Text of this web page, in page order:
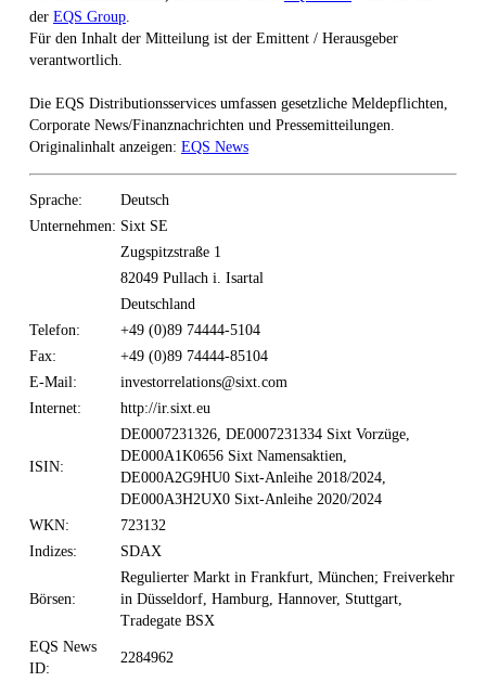
der EQS Group
Für den Inhalt der Mitteilung ist der Emittent / Herausgeber
verantwortlich.
Die EQS Distributionsservices umfassen gesetzliche Meldepflichten,
Corporate News/Finanznachrichten und Pressemitteilungen.
Originalinhalt anzeigen: EQS News
Sprache:
Deutsch
Unternehmen: Sixt SE
Zugspitzstraße 1
82049 Pullach i. Isartal
Deutschland
Telefon:
+49 (0)89 74444-5104
Fax:
+49 (0)89 74444-85104
E-Mail:
investorrelations@sixt.com
Internet:
http://ir.sixt.eu
ISIN:
DE0007231326, DE0007231334 Sixt Vorzüge,
DE000A1K0656 Sixt Namensaktien,
DE000A2G9HU0 Sixt-Anleihe 2018/2024,
DE000A3H2UX0 Sixt-Anleihe 2020/2024
WKN:
723132
Indizes:
SDAX
Börsen:
Regulierter Markt in Frankfurt, München; Freiverkehr
in Düsseldorf, Hamburg, Hannover, Stuttgart,
Tradegate BSX
EQS News
ID:
2284962